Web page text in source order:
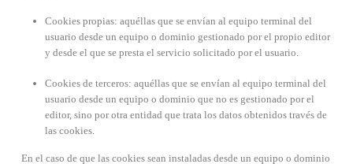
Cookies propias: aquéllas que se envían al equipo terminal del
usuario desde un equipo o dominio gestionado por el propio editor
y desde el que se presta el servicio solicitado por el usuario.
Cookies de terceros: aquéllas que se envían al equipo terminal del
usuario desde un equipo o dominio que no es gestionado por el
editor, sino por otra entidad que trata los datos obtenidos través de
las cookies.
En el caso de que las cookies sean instaladas desde un equipo o dominio